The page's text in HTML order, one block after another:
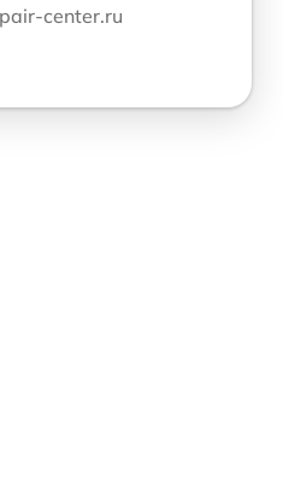
center.ru